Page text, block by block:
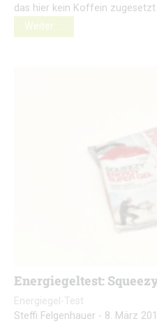
das hier kein Koffein zugesetzt
Weiter …
Energiegeltest:
Energiegel-Test
Steffi Felgenhauer - 8. März